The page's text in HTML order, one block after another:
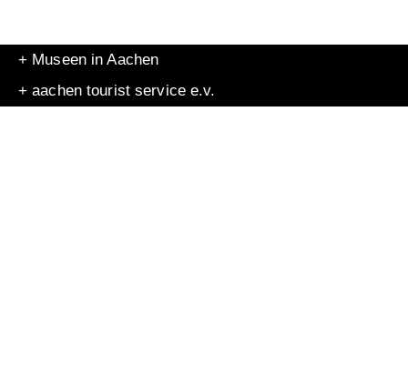
+ Museen in Aachen
+ aachen tourist service e.v.